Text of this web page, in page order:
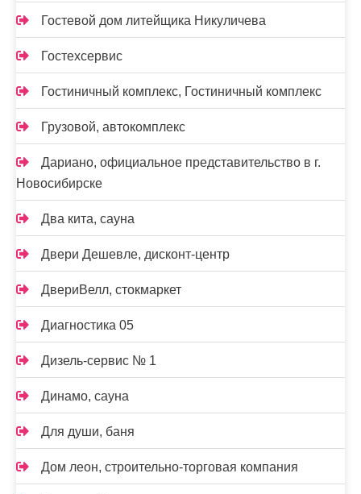
Гостевой дом литейщика Никуличева
Гостехсервис
Гостиничный комплекс, Гостиничный комплекс
Грузовой, автокомплекс
Дариано, официальное представительство в г.
Новосибирске
Два кита, сауна
Двери Дешевле, дисконт-центр
ДвериВелл, стокмаркет
Диагностика 05
Дизель-сервис № 1
Динамо, сауна
Для души, баня
Дом леон, строительно-торговая компания